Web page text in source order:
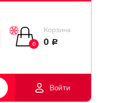
Доставка
0
Корзина
0 Р
Войти